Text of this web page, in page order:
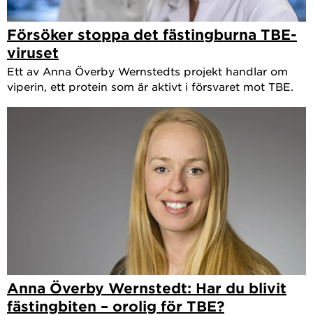
Försöker stoppa det fästingburna TBE-
viruset
Ett av Anna Överby Wernstedts projekt handlar om
viperin, ett protein som är aktivt i försvaret mot TBE.
Anna Överby Wernstedt: Har du blivit
fästingbiten – orolig för TBE?